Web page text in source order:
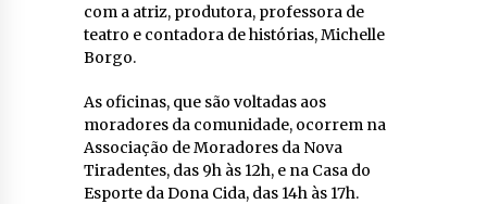
com a atriz, produtora, professora de
teatro e contadora de histórias, Michelle
Borgo.
As oficinas, que são voltadas aos
moradores da comunidade, ocorrem na
Associação de Moradores da Nova
Tiradentes, das 9h às 12h, e na Casa do
Esporte da Dona Cida, das 14h às 17h.